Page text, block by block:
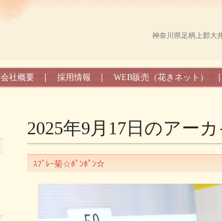
神奈川県足柄上郡大
会社概要 採用情報 WEB販売（花きネット）
2025年9月17日 のアー
ｽﾌﾟﾚｰ菊☆ﾎﾟﾝﾎﾟﾝ☆